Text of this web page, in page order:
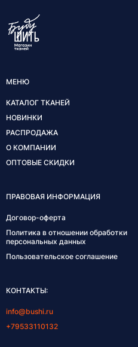
МЕНЮ
КАТАЛОГ ТКАНЕЙ
НОВИНКИ
РАСПРОДАЖА
О КОМПАНИИ
ОПТОВЫЕ СКИДКИ
ПРАВОВАЯ ИНФОРМАЦИЯ
Договор-оферта
Политика в отношении обработки
персональных данных
Пользовательское соглашение
КОНТАКТЫ:
info@bushi.ru
+79533110132